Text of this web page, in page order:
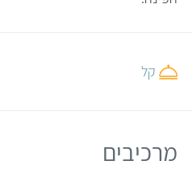
קל
מרכיבים